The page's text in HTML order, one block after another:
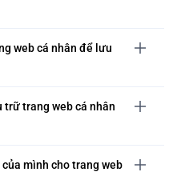
web cá nhân để lưu
trữ trang web cá nhân
mình cho trang web